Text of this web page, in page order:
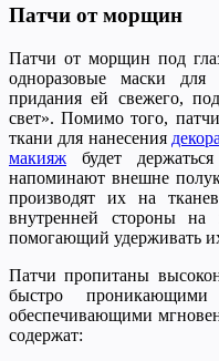
Патчи от морщин
Патчи от морщин под
одноразовые маски для
придания ей свежего,
свет». Помимо того,
ткани для нанесения
макияж будет
напоминают внешне
производят их на
внутренней стороны на
помогающий удерживать
Патчи пропитаны
быстро
обеспечивающими
содержат: